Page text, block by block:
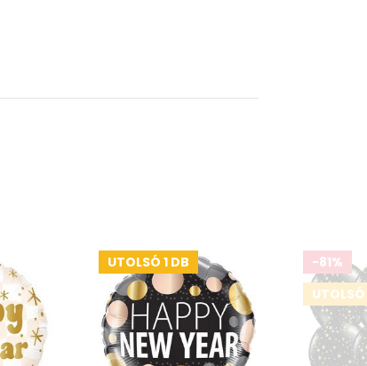
UTOLSÓ 1 DB
-81%